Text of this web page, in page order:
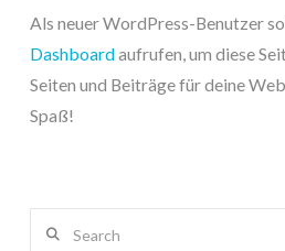
Als neuer WordPress-Benutzer
Dashboardaufrufen, um diese
Seiten und Beiträge für deine
Spaß!